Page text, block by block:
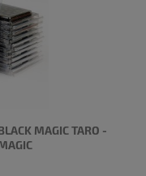
MAGIC TARO -